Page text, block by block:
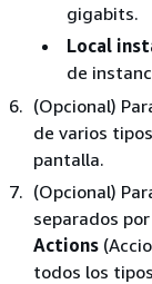
gigabits.
Local
de
(Opcional)
de varios
pantalla.
(Opcional)
separados
Actions
todos los